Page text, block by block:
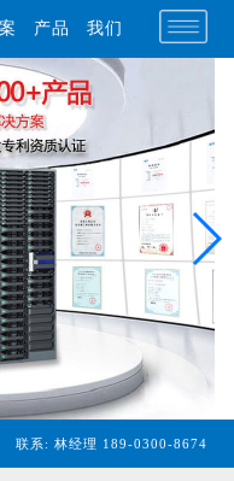
产品 我们
联系: 林经理 189-0300-8674